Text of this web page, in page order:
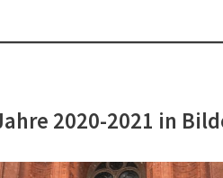
2020-2021 in